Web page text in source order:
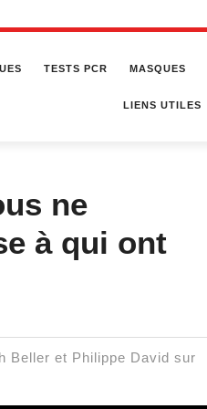
TESTS PCR MASQUES
LIENS UTILES
ne
à qui ont
Beller et Philippe David sur